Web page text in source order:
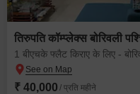
तिरुपति कॉम्प्लेक्स बोरिवली
1 बीएचके फ्लैट किराए के लिए -
₹ 40,000 / प्रति महीने